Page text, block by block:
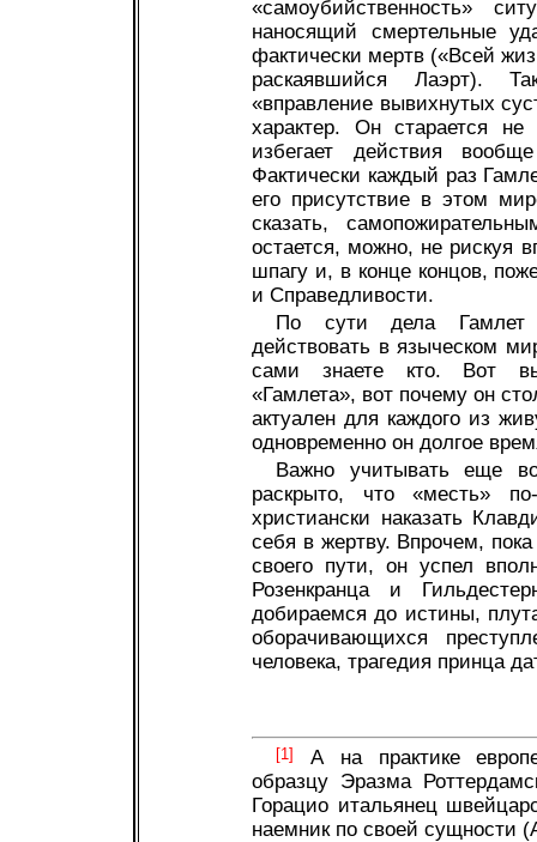
«самоубийственность»
наносящий смертельные
фактически мертв («Всей
раскаявшийся Лаэрт).
«вправление вывихнутых
характер. Он старается
избегает действия
Фактически каждый раз
его присутствие в этом
сказать,
остается, можно, не рискуя
шпагу и, в конце концов,
и Справедливости.
По сути дела Гамлет
действовать в языческом
сами знаете кто. Вот
«Гамлета», вот почему он
актуален для каждого из
одновременно он долгое
Важно учитывать еще
раскрыто, что «месть»
христиански наказать
себя в жертву. Впрочем,
своего пути, он успел
Розенкранца и
добираемся до истины,
оборачивающихся
человека, трагедия принца
[1]
А на практике
образцу Эразма
Горацио итальянец
наемник по своей сущности